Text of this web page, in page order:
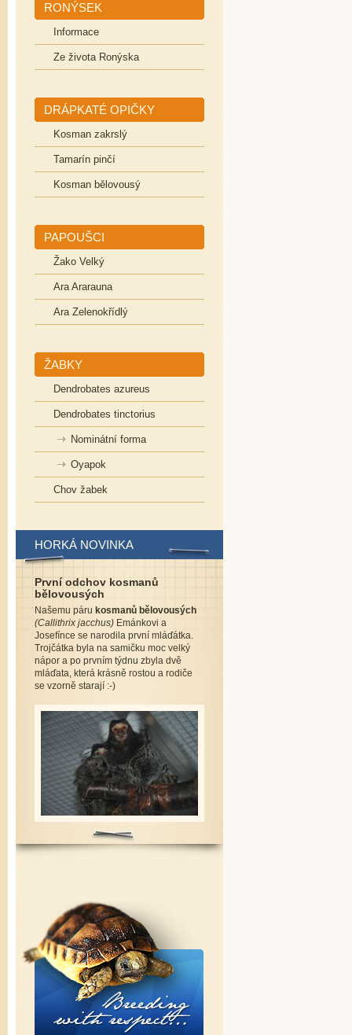
RONÝSEK
Informace
Ze života Ronýska
DRÁPKATÉ OPIČKY
Kosman zakrslý
Tamarín pinčí
Kosman bělovousý
PAPOUŠCI
Žako Velký
Ara Ararauna
Ara Zelenokřídlý
ŽABKY
Dendrobates azureus
Dendrobates tinctorius
Nominátní forma
Oyapok
Chov žabek
HORKÁ NOVINKA
První odchov kosmanů
bělovousých
Našemu páru kosmanů bělovousých
(Callithrix jacchus) Emánkovi a
Josefínce se narodila první mláďátka.
Trojčátka byla na samičku moc velký
nápor a po prvním týdnu zbyla dvě
mláďata, která krásně rostou a rodiče
se vzorně starají :-)